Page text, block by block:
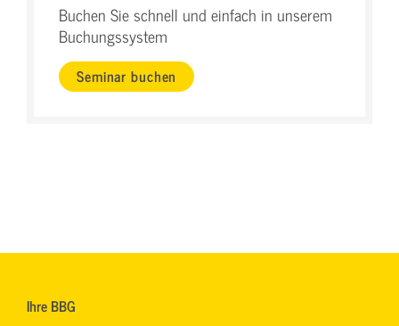
Buchen Sie schnell und einfach in unserem
Buchungssystem
Seminar buchen
Ihre BBG